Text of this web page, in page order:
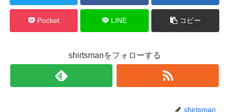
Pocket LINE コピー
shirtsmanをフォローする
shirtsman